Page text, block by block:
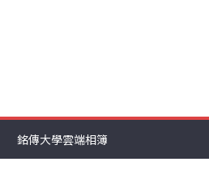
銘傳大學雲端相簿